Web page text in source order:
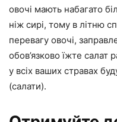
овочі мають набагато
ніж сирі, тому в літню
перевагу овочі,
обов’язково їжте
у всіх ваших стравах
(салати).